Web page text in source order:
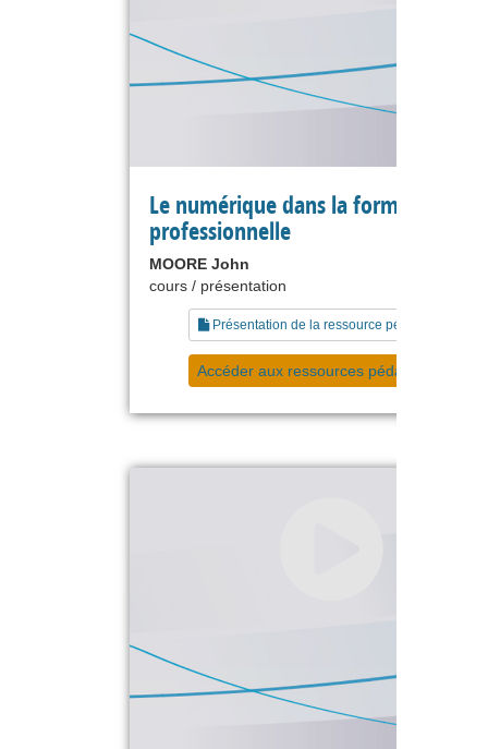
Le numérique dans la formation
professionnelle
MOORE John
cours / présentation
Présentation de la ressource pédagogique
Accéder aux ressources pédagogiques